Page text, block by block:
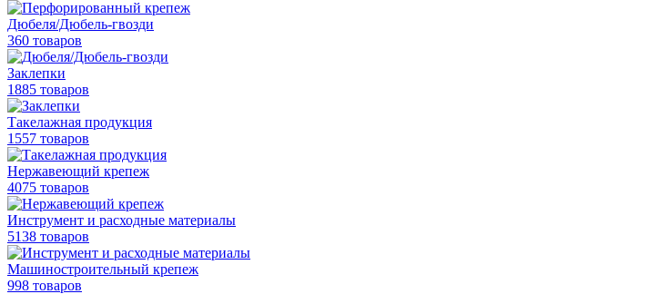
Дюбеля/Дюбель-гвозди
360 товаров
Заклепки
1885 товаров
Такелажная продукция
1557 товаров
Нержавеющий крепеж
4075 товаров
Инструмент и расходные материалы
5138 товаров
Машиностроительный крепеж
998 товаров